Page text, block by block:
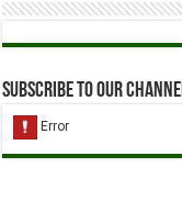
Subscribe to our